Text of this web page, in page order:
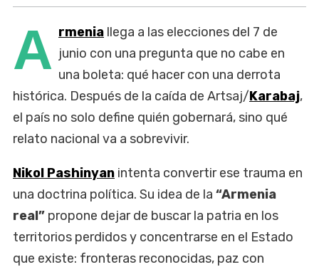
A rmenia llega a las elecciones del 7 de
junio con una pregunta que no cabe en
una boleta: qué hacer con una derrota
histórica. Después de la caída de Artsaj/Karabaj,
el país no solo define quién gobernará, sino qué
relato nacional va a sobrevivir.
Nikol Pashinyan intenta convertir ese trauma en
una doctrina política. Su idea de la “Armenia
real” propone dejar de buscar la patria en los
territorios perdidos y concentrarse en el Estado
que existe: fronteras reconocidas, paz con